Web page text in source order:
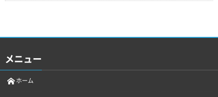
メニュー
ホーム